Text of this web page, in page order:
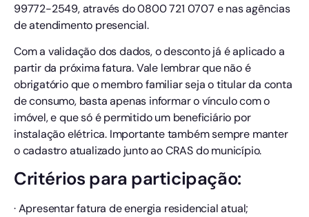
99772-2549, através do 0800 721 0707 e nas agências
de atendimento presencial.
Com a validação dos dados, o desconto já é aplicado a
partir da próxima fatura. Vale lembrar que não é
obrigatório que o membro familiar seja o titular da conta
de consumo, basta apenas informar o vínculo com o
imóvel, e que só é permitido um beneficiário por
instalação elétrica. Importante também sempre manter
o cadastro atualizado junto ao CRAS do município.
Critérios para participação:
· Apresentar fatura de energia residencial atual;